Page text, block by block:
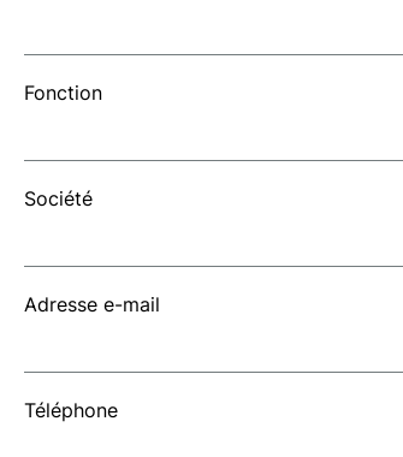
Fonction
Société
Adresse e-mail
Téléphone